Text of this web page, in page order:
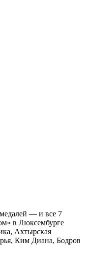
— и все 7
в Люксембурге
Ахтырская
Ким Диана, Бодров